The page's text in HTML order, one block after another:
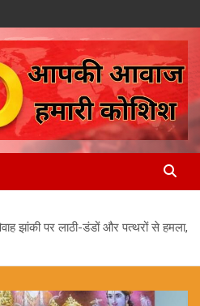
झांकी पर लाठी-डंडों और पत्थरों से हमला,